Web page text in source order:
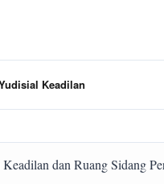
Keadilan